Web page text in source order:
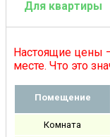
Для квартиры
Настоящие цены
месте. Что это
Помещение
Комната